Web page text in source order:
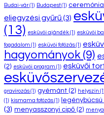
Budai-vár(1) Budapest(1)
eljegyzési gyűrű(3)
(13) esküvői ajándék(1) esküvői
fogadalom (1) esküvői fotózás(1)
hagyományok (9)
(2) esküvői program (1) esküvői
gravírozás(1) gyémánt (2) helyszín
(1) kismama fotózás(1) legénybúcsú
(3) menyasszonyi cipő (2)